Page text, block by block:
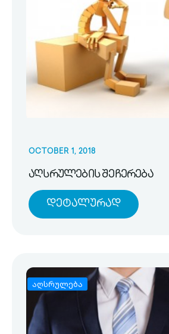
OCTOBER 1, 2018
აღსრულების შეჩერება
Დეტალურად
აღსრულება